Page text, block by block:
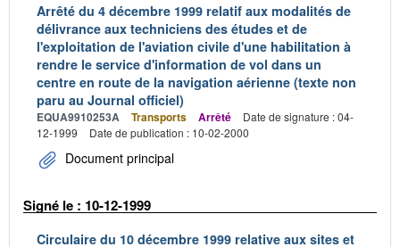
Arrêté du 4 décembre 1999 relatif aux modalités de
délivrance aux techniciens des études et de
l'exploitation de l'aviation civile d'une habilitation à
rendre le service d'information de vol dans un
centre en route de la navigation aérienne (texte non
paru au Journal officiel)
EQUA9910253A Transports Arrêté
Date de signature : 04-
12-1999
Date de publication : 10-02-2000
Document principal
Signé le : 10-12-1999
Circulaire du 10 décembre 1999 relative aux sites et